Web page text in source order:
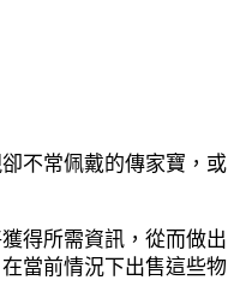
不常佩戴的傳家寶，或
得所需資訊，從而做出
當前情況下出售這些物